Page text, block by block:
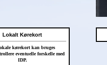
Lokalt Kørekort
kørekort kan bruges
eventuelle forskelle med
IDP.